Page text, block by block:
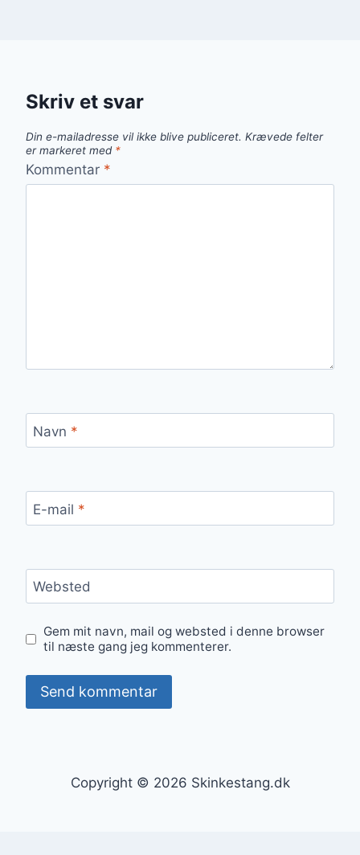
Skriv et svar
Din e-mailadresse vil ikke blive publiceret. Krævede felter
er markeret med *
Kommentar *
Navn *
E-mail *
Websted
Gem mit navn, mail og websted i denne browser
til næste gang jeg kommenterer.
Copyright © 2026 Skinkestang.dk